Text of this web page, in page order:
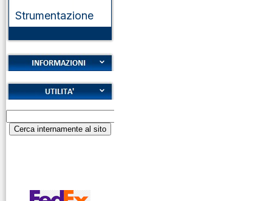
Strumentazione
Cookies
Diritto di recesso
Garanzie
Alfabeto Fonetico
ICAO
Codice Q